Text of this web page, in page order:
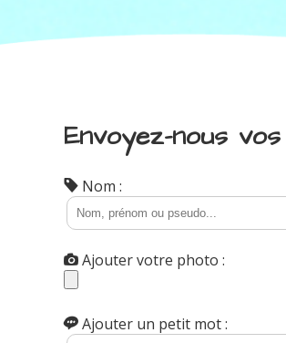
Envoyez-nous
Nom :
Ajouter votre photo :
Ajouter un petit mot :